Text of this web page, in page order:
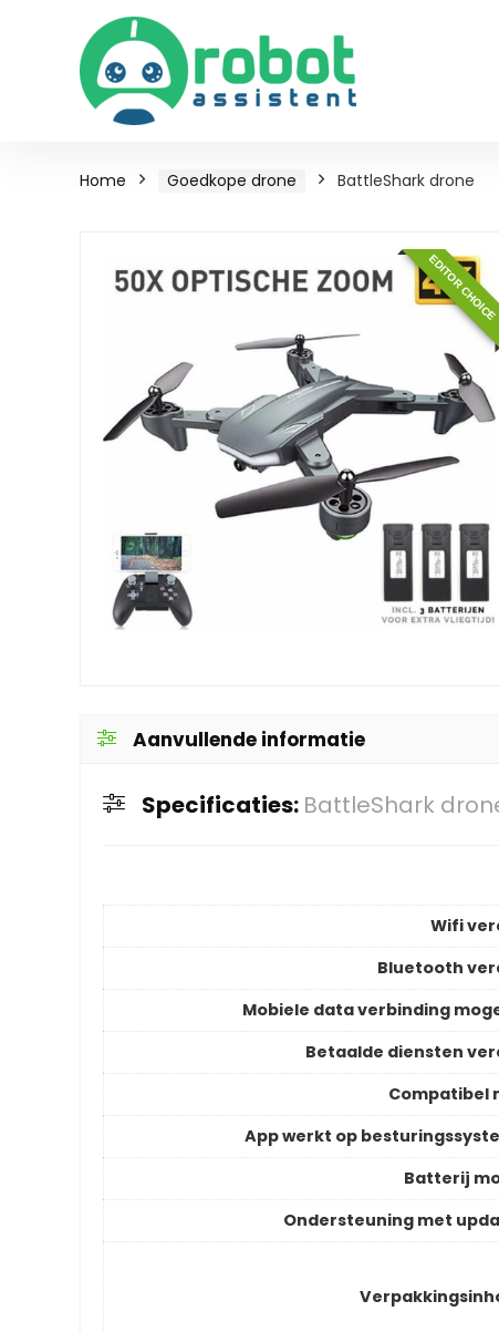
Home Goedkope drone BattleShark drone
EDITOR CHOICE
Aanvullende informatie
Specificaties: BattleShark
Wifi
Bluetooth
Mobiele data verbinding
Betaalde diensten
Compatibel
App werkt op
Batterij
Ondersteuning met